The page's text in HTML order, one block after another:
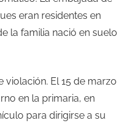
eran residentes en
la familia nació en suelo
violación. El 15 de marzo
en la primaria, en
para dirigirse a su